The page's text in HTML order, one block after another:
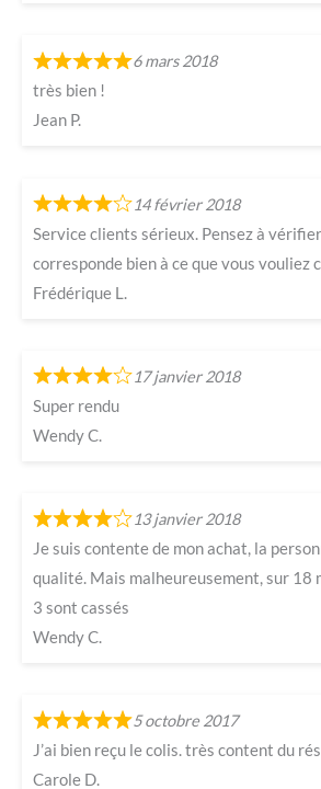
6 mars 2018
très bien !
Jean P.
14 février 2018
Service clients sérieux. Pensez à
corresponde bien à ce que vous vouliez
Frédérique L.
17 janvier 2018
Super rendu
Wendy C.
13 janvier 2018
Je suis contente de mon achat, la
qualité. Mais malheureusement, sur 18
3 sont cassés
Wendy C.
5 octobre 2017
J’ai bien reçu le colis. très content du
Carole D.